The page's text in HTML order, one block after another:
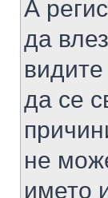
А
да
да се
не
името